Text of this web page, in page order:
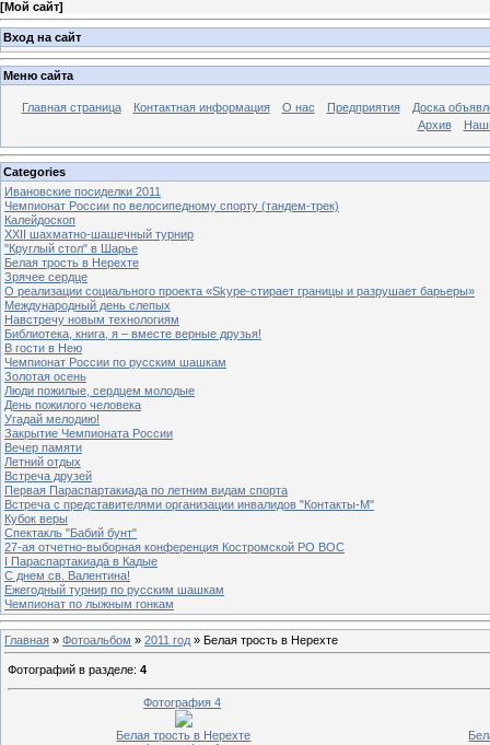
[Мой сайт]
Вход на сайт
Меню сайта
Главная страница Контактная информация О нас Предприятия
Доска
Архив
Categories
Ивановские посиделки 2011
Чемпионат России по велосипедному спорту (тандем-трек)
Калейдоскоп
XXII шахматно-шашечный турнир
"Круглый стол" в Шарье
Белая трость в Нерехте
Зрячее сердце
О реализации социального проекта «Skype-стирает границы и разрушает барьеры»
Международный день слепых
Навстречу новым технологиям
Библиотека, книга, я – вместе верные друзья!
В гости в Нею
Чемпионат России по русским шашкам
Золотая осень
Люди пожилые, сердцем молодые
День пожилого человека
Угадай мелодию!
Закрытие Чемпионата России
Вечер памяти
Летний отдых
Встреча друзей
Первая Параспартакиада по летним видам спорта
Встреча с представителями организации инвалидов "Контакты-М"
Кубок веры
Спектакль "Бабий бунт"
27-ая отчетно-выборная конференция Костромской РО ВОС
I Параспартакиада в Кадые
С днем св. Валентина!
Ежегодный турнир по русским шашкам
Чемпионат по лыжным гонкам
Главная » Фотоальбом » 2011 год » Белая трость в Нерехте
Фотографий в разделе: 4
Фотография 4
Белая трость в Нерехте